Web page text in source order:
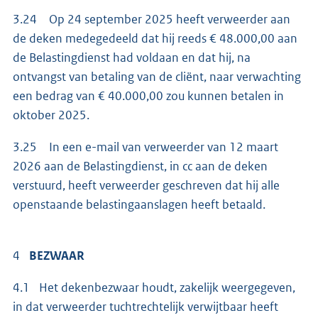
3.24 Op 24 september 2025 heeft verweerder aan
de deken medegedeeld dat hij reeds € 48.000,00 aan
de Belastingdienst had voldaan en dat hij, na
ontvangst van betaling van de cliënt, naar verwachting
een bedrag van € 40.000,00 zou kunnen betalen in
oktober 2025.
3.25 In een e-mail van verweerder van 12 maart
2026 aan de Belastingdienst, in cc aan de deken
verstuurd, heeft verweerder geschreven dat hij alle
openstaande belastingaanslagen heeft betaald.
4 BEZWAAR
4.1 Het dekenbezwaar houdt, zakelijk weergegeven,
in dat verweerder tuchtrechtelijk verwijtbaar heeft